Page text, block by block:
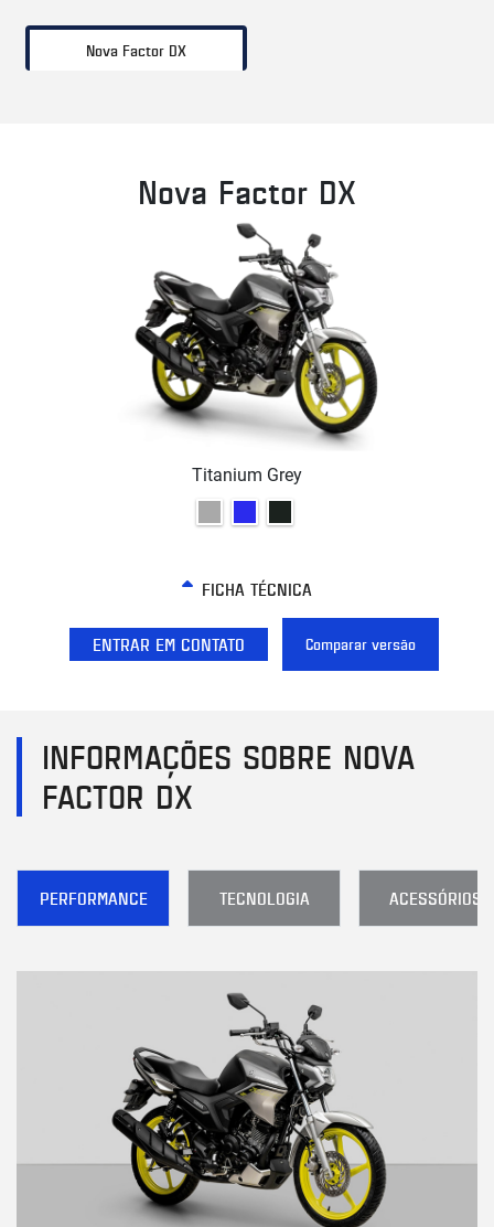
Nova Factor DX
Nova Factor DX
Titanium Grey
FICHA TÉCNICA
ENTRAR EM CONTATO Comparar versão
INFORMAÇÕES SOBRE NOVA
FACTOR DX
PERFORMANCE TECNOLOGIA ACESSÓRIOS